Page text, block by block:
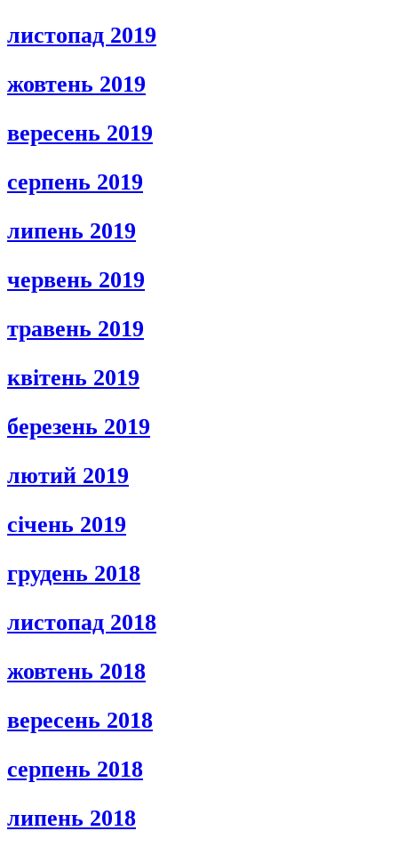
листопад 2019
жовтень 2019
вересень 2019
серпень 2019
липень 2019
червень 2019
травень 2019
квітень 2019
березень 2019
лютий 2019
січень 2019
грудень 2018
листопад 2018
жовтень 2018
вересень 2018
серпень 2018
липень 2018